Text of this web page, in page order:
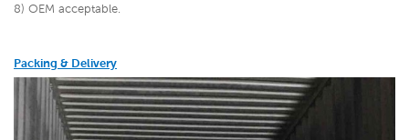
8) OEM acceptable.
Packing & Delivery